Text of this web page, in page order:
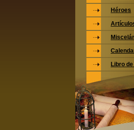
Héroes
Libro